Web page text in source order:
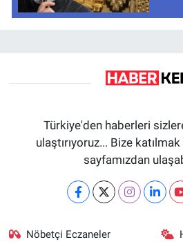
Türkiye'den haberleri
ulaştırıyoruz... Bize
sayfamızdan
Nöbetçi Eczaneler